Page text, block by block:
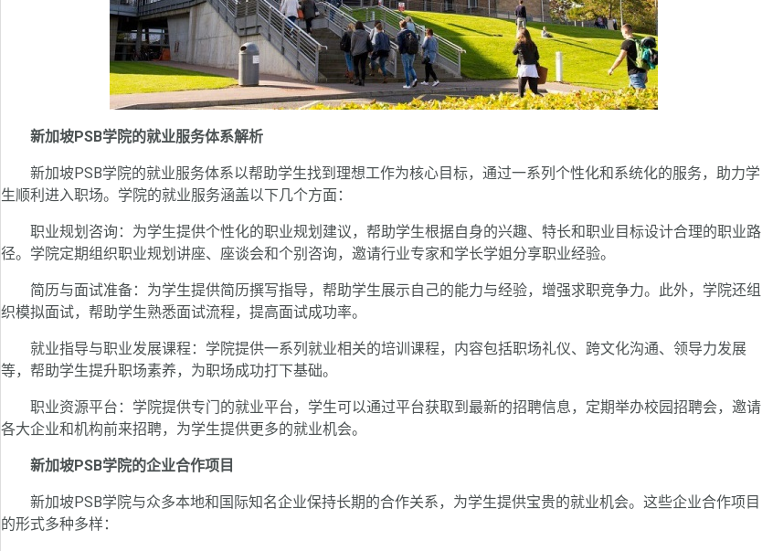
新加坡PSB学院的就业服务体系解析
新加坡PSB学院的就业服务体系以帮助学生找到理想工作为核心目标，通过一系列个性化和系统化的服务，助力学
生顺利进入职场。学院的就业服务涵盖以下几个方面：
职业规划咨询：为学生提供个性化的职业规划建议，帮助学生根据自身的兴趣、特长和职业目标设计合理的职业路
径。学院定期组织职业规划讲座、座谈会和个别咨询，邀请行业专家和学长学姐分享职业经验。
简历与面试准备：为学生提供简历撰写指导，帮助学生展示自己的能力与经验，增强求职竞争力。此外，学院还组
织模拟面试，帮助学生熟悉面试流程，提高面试成功率。
就业指导与职业发展课程：学院提供一系列就业相关的培训课程，内容包括职场礼仪、跨文化沟通、领导力发展
等，帮助学生提升职场素养，为职场成功打下基础。
职业资源平台：学院提供专门的就业平台，学生可以通过平台获取到最新的招聘信息，定期举办校园招聘会，邀请
各大企业和机构前来招聘，为学生提供更多的就业机会。
新加坡PSB学院的企业合作项目
新加坡PSB学院与众多本地和国际知名企业保持长期的合作关系，为学生提供宝贵的就业机会。这些企业合作项目
的形式多种多样：